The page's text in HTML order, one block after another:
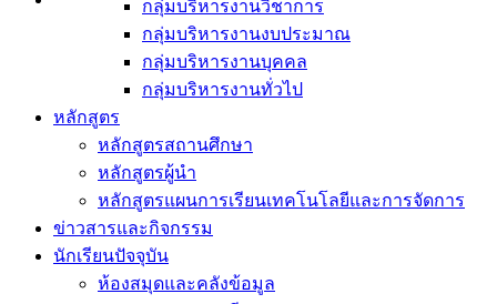
กลุ่มบริหารงานวิชาการ
กลุ่มบริหารงานงบประมาณ
กลุ่มบริหารงานบุคคล
กลุ่มบริหารงานทั่วไป
หลักสูตร
หลักสูตรสถานศึกษา
หลักสูตรผู้นำ
หลักสูตรแผนการเรียนเทคโนโลยีและการจัดการ
ข่าวสารและกิจกรรม
นักเรียนปัจจุบัน
ห้องสมุดและคลังข้อมูล